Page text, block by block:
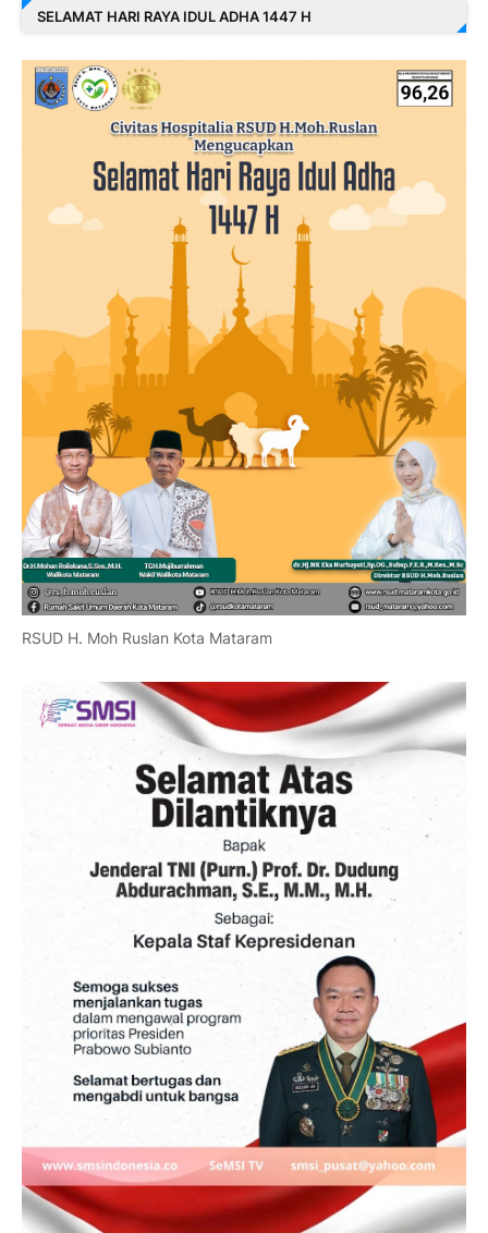
SELAMAT HARI RAYA IDUL ADHA 1447 H
RSUD H. Moh Ruslan Kota Mataram